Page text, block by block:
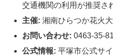
交通機関の利用が推奨さ
主催: 湘南ひらつか花火
お問い合わせ: 0463-35-
公式情報: 平塚市公式サ